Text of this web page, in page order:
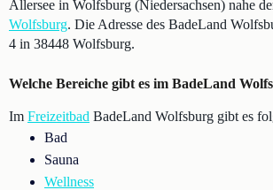
Allersee in Wolfsburg (Niedersachsen) nahe
Wolfsburg. Die Adresse des BadeLand
4 in 38448 Wolfsburg.
Welche Bereiche gibt es im BadeLand
Im Freizeitbad BadeLand Wolfsburg gibt es
Bad
Sauna
Wellness